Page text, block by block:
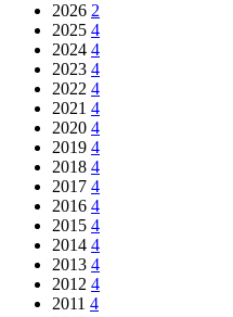
2026 2
2025 4
2024 4
2023 4
2022 4
2021 4
2020 4
2019 4
2018 4
2017 4
2016 4
2015 4
2014 4
2013 4
2012 4
2011 4